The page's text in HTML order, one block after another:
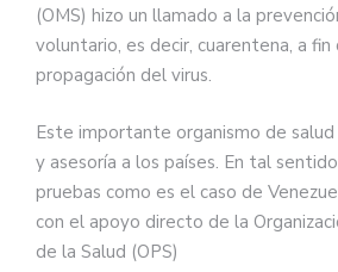
(OMS) hizo un llamado a la
voluntario, es decir, cuarentena, a
propagación del virus.
Este importante organismo de
y asesoría a los países. En tal
pruebas como es el caso de
con el apoyo directo de la
de la Salud (OPS)